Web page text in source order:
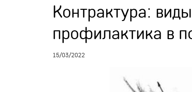
Контрактура:
профилактика в
15/03/2022